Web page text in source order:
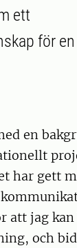
ett
för
en
har gett
att jag kan
och